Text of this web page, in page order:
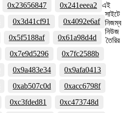
0x23656847
0x241eeea2
0x3d41cf91
0x4092e6af
0x5f5188af
0x61a98d4d
0x7e9d5296
0x7fc2588b
0x9a483e34
0x9afa0413
0xab507c0d
0xacc6798f
0xc3fded81
0xc473748d
এই
সাইটে
নিজম্ব
নিউজ
তৈরির